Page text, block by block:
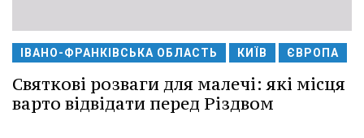
ІВАНО-ФРАНКІВСЬКА ОБЛАСТЬ КИЇВ ЄВРОПА
Святкові розваги для малечі: які місця
варто відвідати перед Різдвом